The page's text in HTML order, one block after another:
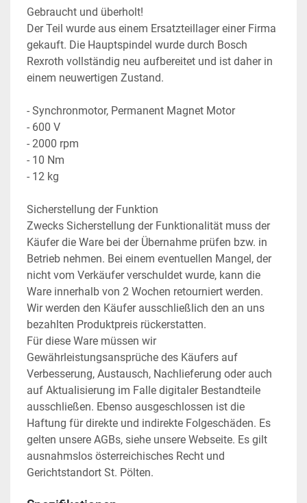
Gebraucht und überholt!
Der Teil wurde aus einem Ersatzteillager einer Firma
gekauft. Die Hauptspindel wurde durch Bosch
Rexroth vollständig neu aufbereitet und ist daher in
einem neuwertigen Zustand.
- Synchronmotor, Permanent Magnet Motor
- 600 V
- 2000 rpm
- 10 Nm
- 12 kg
Sicherstellung der Funktion
Zwecks Sicherstellung der Funktionalität muss der
Käufer die Ware bei der Übernahme prüfen bzw. in
Betrieb nehmen. Bei einem eventuellen Mangel, der
nicht vom Verkäufer verschuldet wurde, kann die
Ware innerhalb von 2 Wochen retourniert werden.
Wir werden den Käufer ausschließlich den an uns
bezahlten Produktpreis rückerstatten.
Für diese Ware müssen wir
Gewährleistungsansprüche des Käufers auf
Verbesserung, Austausch, Nachlieferung oder auch
auf Aktualisierung im Falle digitaler Bestandteile
ausschließen. Ebenso ausgeschlossen ist die
Haftung für direkte und indirekte Folgeschäden. Es
gelten unsere AGBs, siehe unsere Webseite. Es gilt
ausnahmslos österreichisches Recht und
Gerichtstandort St. Pölten.